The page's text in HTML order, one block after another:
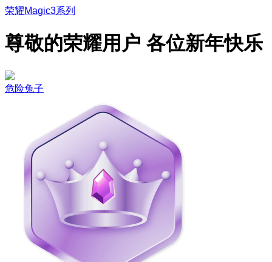
荣耀Magic3系列
尊敬的荣耀用户 各位新年快乐
危险兔子